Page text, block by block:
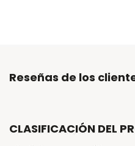
Reseñas de los
CLASIFICACIÓN DEL